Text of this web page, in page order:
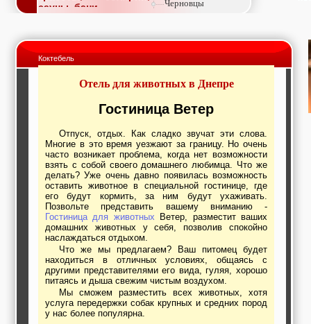
сауны, бани
продажа, съем
Окна, стекло,
витражи, входные
светопразрачные
Образование и наука,
тренинги, семинары,
повышение
квалификации
Промышленное
оборудование:
заводы, предприятия,
фабрики, легкая
промышленность,
металлургия
Развлечения и
активный отдых:
спортклубы, фитнес,
бильярд, боулинг,
кино, спорттовары,
экстим
Строительство и
ремонт: проектные
работы,
Черновцы
Коктебель
Отель для животных в Днепре
Гостиница Ветер
Отпуск, отдых. Как сладко звучат эти слова.
Многие в это время уезжают за границу. Но очень
часто возникает проблема, когда нет возможности
взять с собой своего домашнего любимца. Что же
делать? Уже очень давно появилась возможность
оставить животное в специальной гостинице, где
его будут кормить, за ним будут ухаживать.
Позвольте представить вашему вниманию -
Гостиница для животных Ветер, разместит ваших
домашних животных у себя, позволив спокойно
наслаждаться отдыхом.
Что же мы предлагаем? Ваш питомец будет
находиться в отличных условиях, общаясь с
другими представителями его вида, гуляя, хорошо
питаясь и дыша свежим чистым воздухом.
Мы сможем разместить всех животных, хотя
услуга передержки собак крупных и средних пород
у нас более популярна.